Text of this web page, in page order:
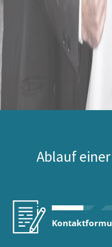
Ablauf einer